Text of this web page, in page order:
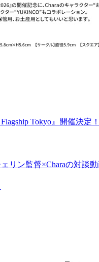
Tokyo』開催決定！
リン監督×Charaの対談